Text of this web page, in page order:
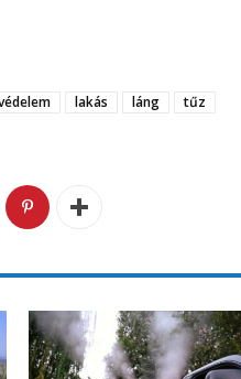
lakás láng tűz